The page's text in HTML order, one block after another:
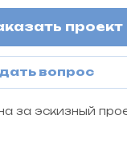
проект
вопрос
за эскизный